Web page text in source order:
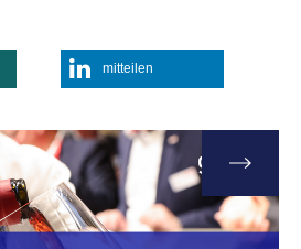
mitteilen